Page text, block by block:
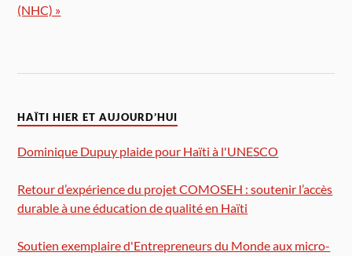
(NHC) »
HAÏTI HIER ET AUJOURD’HUI
Dominique Dupuy plaide pour Haïti à l'UNESCO
Retour d’expérience du projet COMOSEH : soutenir l’accès
durable à une éducation de qualité en Haïti
Soutien exemplaire d'Entrepreneurs du Monde aux micro-